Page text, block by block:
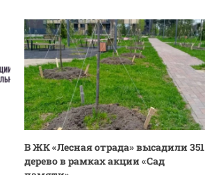
В ЖК «Лесная отрада» высадили 351
дерево в рамках акции «Сад